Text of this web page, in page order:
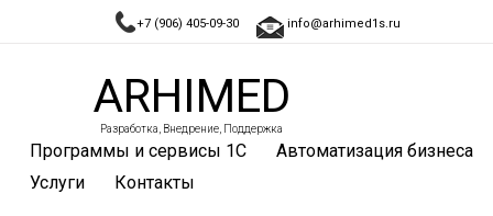
+7 (906) 405-09-30 info@arhimed1s.ru
ARHIMED
Разработка, Внедрение, Поддержка
Программы и сервисы 1С
Автоматизация бизнеса
Услуги
Контакты